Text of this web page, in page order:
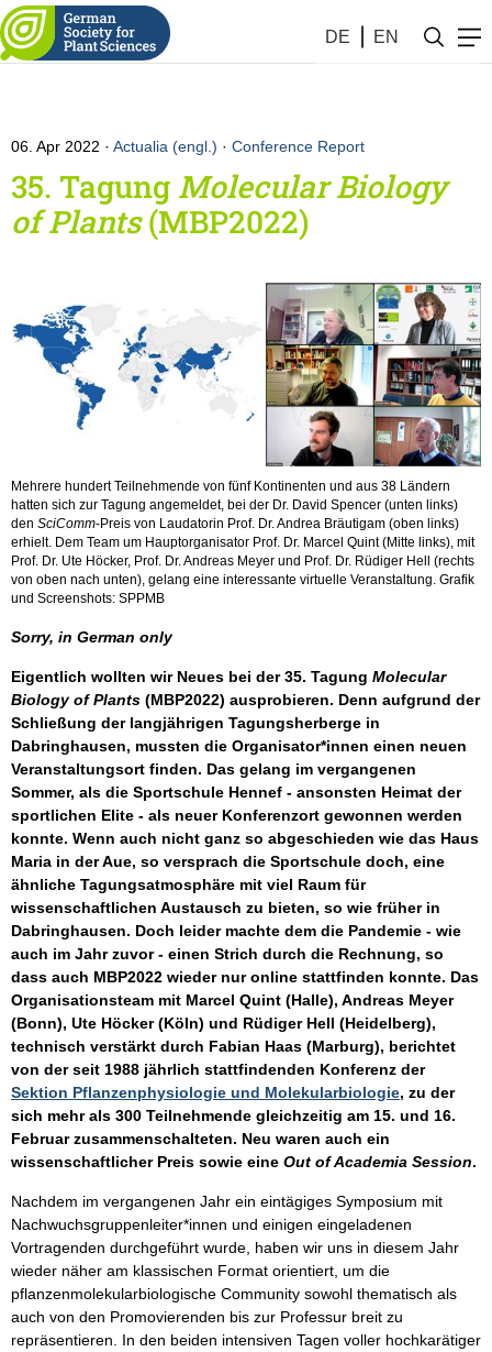
DE EN
06. Apr 2022 Actualia (engl.) · Conference Report
35. Tagung Molecular Biology
of Plants(MBP2022)
Mehrere hundert Teilnehmende von fünf Kontinenten und aus 38 Ländern
hatten sich zur Tagung angemeldet, bei der Dr. David Spencer (unten links)
den SciComm-Preis von Laudatorin Prof. Dr. Andrea Bräutigam (oben links)
erhielt. Dem Team um Hauptorganisator Prof. Dr. Marcel Quint (Mitte links), mit
Prof. Dr. Ute Höcker, Prof. Dr. Andreas Meyer und Prof. Dr. Rüdiger Hell (rechts
von oben nach unten), gelang eine interessante virtuelle Veranstaltung. Grafik
und Screenshots: SPPMB
Sorry, in German only
Eigentlich wollten wir Neues bei der 35. Tagung Molecular
Biology of Plants (MBP2022) ausprobieren. Denn aufgrund der
Schließung der langjährigen Tagungsherberge in
Dabringhausen, mussten die Organisator*innen einen neuen
Veranstaltungsort finden. Das gelang im vergangenen
Sommer, als die Sportschule Hennef - ansonsten Heimat der
sportlichen Elite - als neuer Konferenzort gewonnen werden
konnte. Wenn auch nicht ganz so abgeschieden wie das Haus
Maria in der Aue, so versprach die Sportschule doch, eine
ähnliche Tagungsatmosphäre mit viel Raum für
wissenschaftlichen Austausch zu bieten, so wie früher in
Dabringhausen. Doch leider machte dem die Pandemie - wie
auch im Jahr zuvor - einen Strich durch die Rechnung, so
dass auch MBP2022 wieder nur online stattfinden konnte. Das
Organisationsteam mit Marcel Quint (Halle), Andreas Meyer
(Bonn), Ute Höcker (Köln) und Rüdiger Hell (Heidelberg),
technisch verstärkt durch Fabian Haas (Marburg), berichtet
von der seit 1988 jährlich stattfindenden Konferenz der
Sektion Pflanzenphysiologie und Molekularbiologie, zu der
sich mehr als 300 Teilnehmende gleichzeitig am 15. und 16.
Februar zusammenschalteten. Neu waren auch ein
wissenschaftlicher Preis sowie eine Out of Academia Session.
Nachdem im vergangenen Jahr ein eintägiges Symposium mit
Nachwuchsgruppenleiter*innen und einigen eingeladenen
Vortragenden durchgeführt wurde, haben wir uns in diesem Jahr
wieder näher am klassischen Format orientiert, um die
pflanzenmolekularbiologische Community sowohl thematisch als
auch von den Promovierenden bis zur Professur breit zu
repräsentieren. In den beiden intensiven Tagen voller hochkarätiger